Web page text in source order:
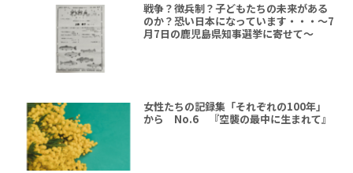
戦争？徴兵制？子どもたちの未来がある
のか？恐い日本になっています・・・～7
月7日の鹿児島県知事選挙に寄せて～
女性たちの記録集「それぞれの100年」
から No.6 『空襲の最中に生まれて』